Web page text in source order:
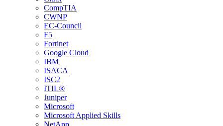
CompTIA
CWNP
EC-Council
F5
Fortinet
Google Cloud
IBM
ISACA
ISC2
ITIL®
Juniper
Microsoft
Microsoft Applied Skills
NetApp